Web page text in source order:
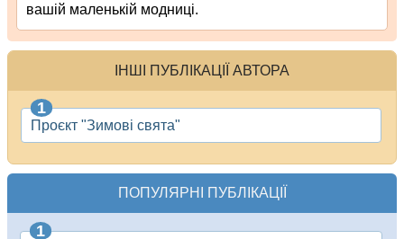
вашій маленькій модниці.
ІНШІ ПУБЛІКАЦІЇ АВТОРА
Проєкт "Зимові свята"
ПОПУЛЯРНІ ПУБЛІКАЦІЇ